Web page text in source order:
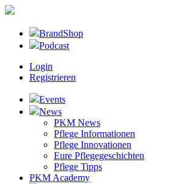
BrandShop
Podcast
Login
Registrieren
Events
News
PKM News
Pflege Informationen
Pflege Innovationen
Eure Pflegegeschichten
Pflege Tipps
PKM Academy